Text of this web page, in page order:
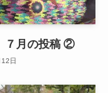
月の投稿 ②
日